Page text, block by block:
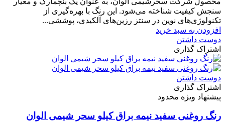
سنجش کیفیت شناخته می‌شود. این رنگ با بهره‌گیری از
تکنولوژی‌های نوین در سنتز رزین‌های آلکیدی، پوششی...
افزودن به سبد خرید
دوست داشتن
اشتراک گذاری
دوست داشتن
اشتراک گذاری
پیشنهاد ویژه محدود
رنگ روغنی سفید نیمه براق کیلو سحر شیمی الوان